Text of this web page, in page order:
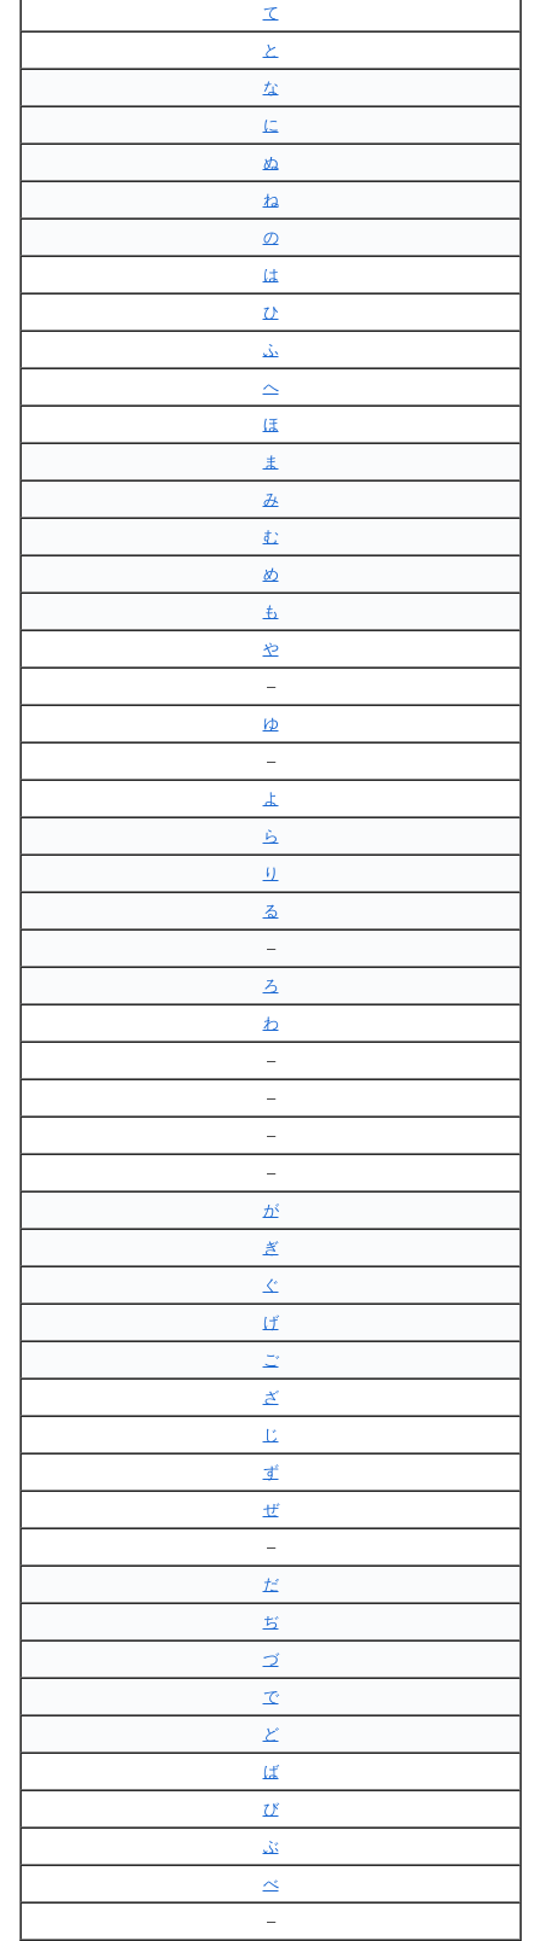
て
と
な
に
ぬ
ね
の
は
ひ
ふ
へ
ほ
ま
み
む
め
も
や
–
ゆ
–
よ
ら
り
る
–
ろ
わ
–
–
–
–
が
ぎ
ぐ
げ
ご
ざ
じ
ず
ぜ
–
だ
ぢ
づ
で
ど
ば
び
ぶ
べ
–